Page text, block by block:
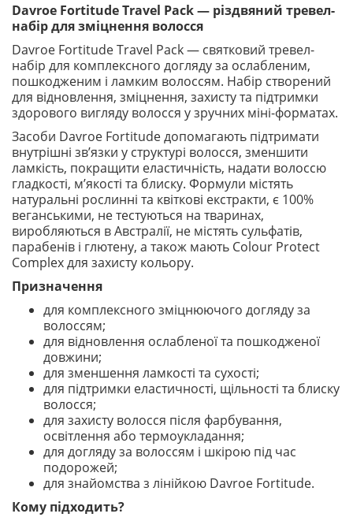
Davroe Fortitude Travel Pack — різдвяний тревел-
набір для зміцнення волосся
Davroe Fortitude Travel Pack — святковий тревел-
набір для комплексного догляду за ослабленим,
пошкодженим і ламким волоссям. Набір створений
для відновлення, зміцнення, захисту та підтримки
здорового вигляду волосся у зручних міні-форматах.
Засоби Davroe Fortitude допомагають підтримати
внутрішні зв’язки у структурі волосся, зменшити
ламкість, покращити еластичність, надати волоссю
гладкості, м’якості та блиску. Формули містять
натуральні рослинні та квіткові екстракти, є 100%
веганськими, не тестуються на тваринах,
виробляються в Австралії, не містять сульфатів,
парабенів і глютену, а також мають Colour Protect
Complex для захисту кольору.
Призначення
для комплексного зміцнюючого догляду за
волоссям;
для відновлення ослабленої та пошкодженої
довжини;
для зменшення ламкості та сухості;
для підтримки еластичності, щільності та блиску
волосся;
для захисту волосся після фарбування,
освітлення або термоукладання;
для догляду за волоссям і шкірою під час
подорожей;
для знайомства з лінійкою Davroe Fortitude.
Кому підходить?